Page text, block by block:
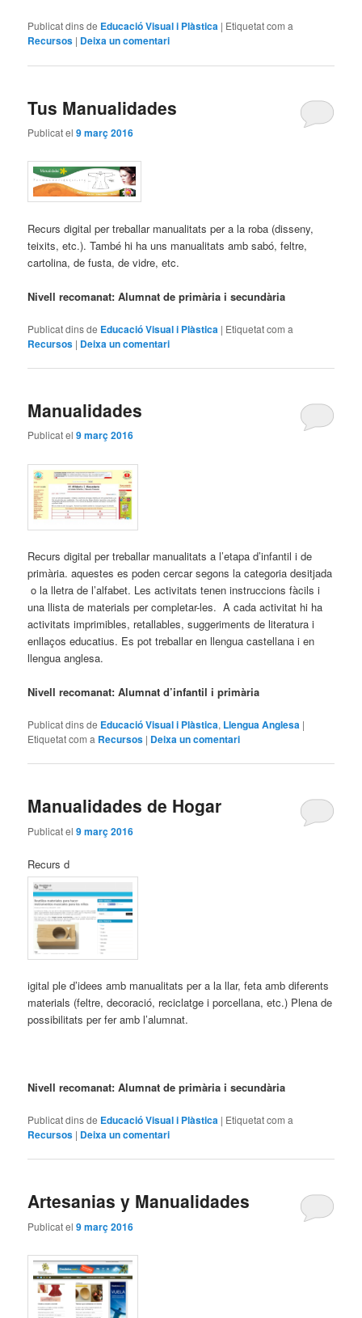
Publicat dins de Educació Visual i Plàstica | Etiquetat com a
Recursos | Deixa un comentari
Tus Manualidades
Publicat el9 març 2016
Recurs digital per treballar manualitats per a la roba (disseny,
teixits, etc.). També hi ha uns manualitats amb sabó, feltre,
cartolina, de fusta, de vidre, etc.
Nivell recomanat: Alumnat de primària i secundària
Publicat dins de Educació Visual i Plàstica | Etiquetat com a
Recursos | Deixa un comentari
Manualidades
Publicat el9 març 2016
Recurs digital per treballar manualitats a l’etapa d’infantil i de
primària. aquestes es poden cercar segons la categoria desitjada
o la lletra de l’alfabet. Les activitats tenen instruccions fàcils i
una llista de materials per completar-les. A cada activitat hi ha
activitats imprimibles, retallables, suggeriments de literatura i
enllaços educatius. Es pot treballar en llengua castellana i en
llengua anglesa.
Nivell recomanat: Alumnat d’infantil i primària
Publicat dins de Educació Visual i Plàstica, Llengua Anglesa |
Etiquetat com a Recursos | Deixa un comentari
Manualidades de Hogar
Publicat el9 març 2016
Recurs d
igital ple d’idees amb manualitats per a la llar, feta amb diferents
materials (feltre, decoració, reciclatge i porcellana, etc.) Plena de
possibilitats per fer amb l’alumnat.
Nivell recomanat: Alumnat de primària i secundària
Publicat dins de Educació Visual i Plàstica | Etiquetat com a
Recursos | Deixa un comentari
Artesanias y Manualidades
Publicat el9 març 2016